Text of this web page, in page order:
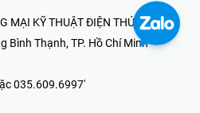
MẠI KỸ THUẬT ĐIỆN THÚY NHI
Bình Thạnh, TP. Hồ Chí Minh
035.609.6997'